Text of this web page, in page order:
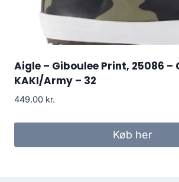
Aigle – Giboulee Print, 25086 –
KAKI/Army – 32
449.00 kr.
Køb her